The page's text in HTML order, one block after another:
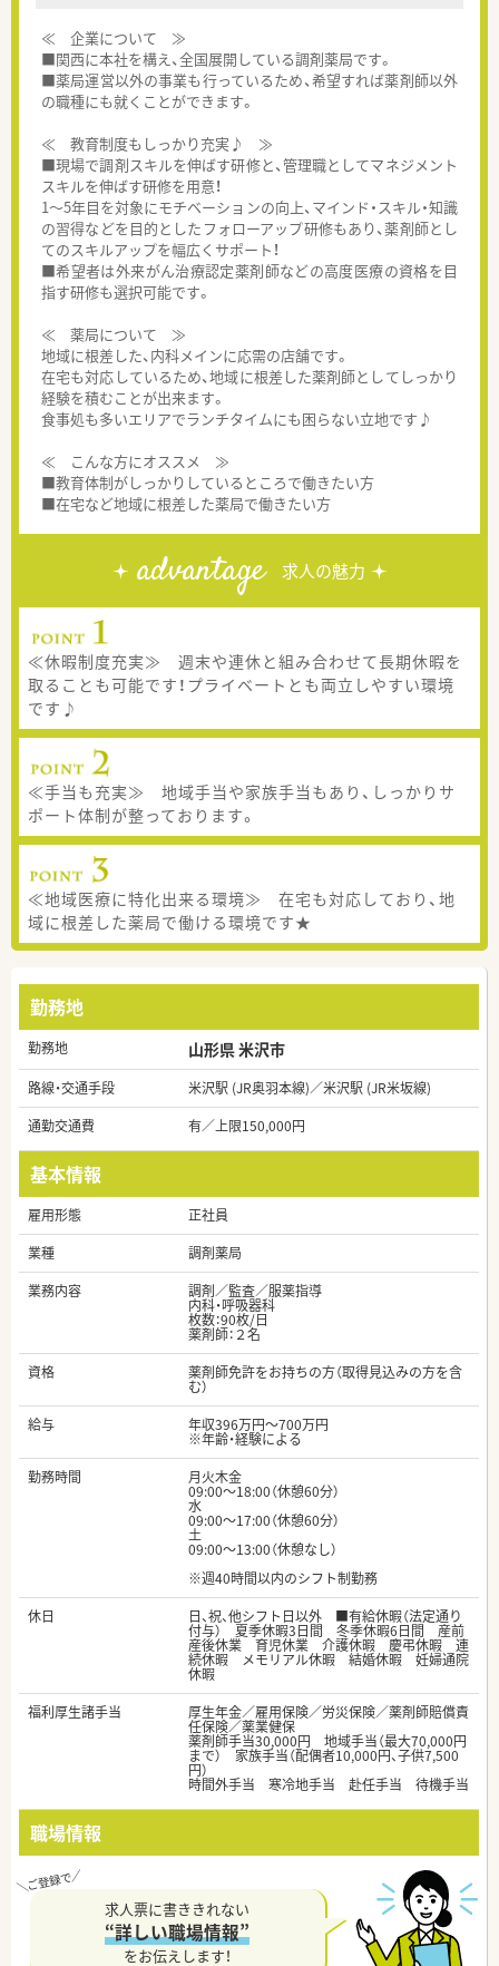
≪ 企業について ≫
■関西に本社を構え、全国展開している調剤薬局です。
■薬局運営以外の事業も行っているため、希望すれば薬剤師以外
の職種にも就くことができます。
≪ 教育制度もしっかり充実♪ ≫
■現場で調剤スキルを伸ばす研修と、管理職としてマネジメント
スキルを伸ばす研修を用意！
1～5年目を対象にモチベーションの向上、マインド・スキル・知識
の習得などを目的としたフォローアップ研修もあり、薬剤師とし
てのスキルアップを幅広くサポート！
■希望者は外来がん治療認定薬剤師などの高度医療の資格を目
指す研修も選択可能です。
≪ 薬局について ≫
地域に根差した、内科メインに応需の店舗です。
在宅も対応しているため、地域に根差した薬剤師としてしっかり
経験を積むことが出来ます。
食事処も多いエリアでランチタイムにも困らない立地です♪
≪ こんな方にオススメ ≫
■教育体制がしっかりしているところで働きたい方
■在宅など地域に根差した薬局で働きたい方
advantage 求人の魅力
≪休暇制度充実≫ 週末や連休と組み合わせて長期休暇を
取ることも可能です！プライベートとも両立しやすい環境
です♪
≪手当も充実≫ 地域手当や家族手当もあり、しっかりサ
ポート体制が整っております。
≪地域医療に特化出来る環境≫ 在宅も対応しており、地
域に根差した薬局で働ける環境です★
勤務地
勤務地 山形県 米沢市
路線・交通手段
米沢駅 (JR奥羽本線)／米沢駅 (JR米坂線)
通勤交通費
有／上限150,000円
基本情報
雇用形態
正社員
業種
調剤薬局
業務内容
調剤／監査／服薬指導
内科・呼吸器科
枚数：90枚/日
薬剤師：２名
資格
薬剤師免許をお持ちの方（取得見込みの方を含
む）
給与
年収396万円～700万円
※年齢・経験による
勤務時間
月火木金
09:00～18:00（休憩60分）
水
09:00～17:00（休憩60分）
土
09:00～13:00（休憩なし）
※週40時間以内のシフト制勤務
休日
日、祝、他シフト日以外 ■有給休暇（法定通り
付与） 夏季休暇3日間 冬季休暇6日間 産前
産後休業 育児休業 介護休暇 慶弔休暇 連
続休暇 メモリアル休暇 結婚休暇 妊婦通院
休暇
福利厚生諸手当
厚生年金／雇用保険／労災保険／薬剤師賠償責
任保険／薬業健保
薬剤師手当30,000円 地域手当（最大70,000円
まで） 家族手当（配偶者10,000円、子供7,500
円）
時間外手当 寒冷地手当 赴任手当 待機手当
職場情報
求人票に書ききれない
“詳しい職場情報”
をお伝えします！